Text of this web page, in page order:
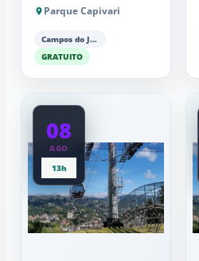
Parque Capivari
Campos do Jordão
GRATUITO
08
AGO
13h